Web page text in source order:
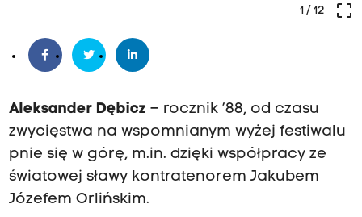
crop_free
1/ 12
Aleksander Dębicz – rocznik ’88, od czasu
zwycięstwa na wspomnianym wyżej festiwalu
pnie się w górę, m.in. dzięki współpracy ze
światowej sławy kontratenorem Jakubem
Józefem Orlińskim.